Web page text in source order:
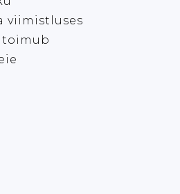
viimistluses
toimub